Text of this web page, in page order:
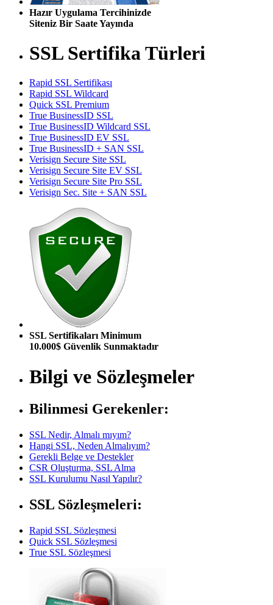
Hazır Uygulama Tercihinizde
Siteniz Bir Saate Yayında
SSL Sertifika Türleri
Rapid SSL Sertifikası
Rapid SSL Wildcard
Quick SSL Premium
True BusinessID SSL
True BusinessID Wildcard SSL
True BusinessID EV SSL
True BusinessID + SAN SSL
Verisign Secure Site SSL
Verisign Secure Site EV SSL
Verisign Secure Site Pro SSL
Verisign Sec. Site + SAN SSL
SSL Sertifikaları Minimum
10.000$ Güvenlik Sunmaktadır
Bilgi ve Sözleşmeler
Bilinmesi Gerekenler:
SSL Nedir, Almalı mıyım?
Hangi SSL, Neden Almalıyım?
Gerekli Belge ve Destekler
CSR Oluşturma, SSL Alma
SSL Kurulumu Nasıl Yapılır?
SSL Sözleşmeleri:
Rapid SSL Sözleşmesi
Quick SSL Sözleşmesi
True SSL Sözleşmesi